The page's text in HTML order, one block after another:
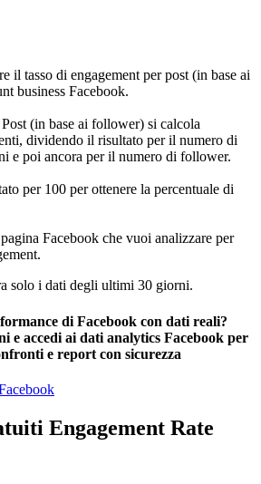
il tasso di engagement per post (in base ai
business Facebook.
(in base ai follower) si calcola
dividendo il risultato per il numero di
e poi ancora per il numero di follower.
per 100 per ottenere la percentuale di
Facebook che vuoi analizzare per
solo i dati degli ultimi 30 giorni.
di Facebook con dati reali?
e accedi ai dati analytics Facebook per
e report con sicurezza
Engagement Rate